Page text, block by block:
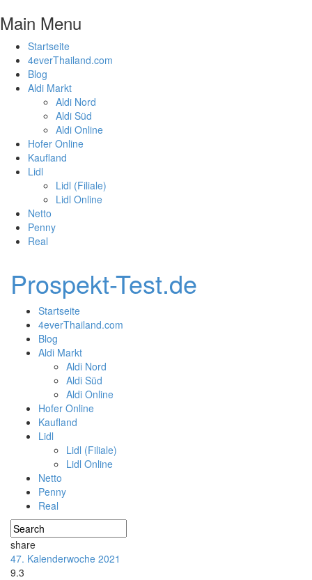
Main Menu
Startseite
4everThailand.com
Blog
Aldi Markt
Aldi Nord
Aldi Süd
Aldi Online
Hofer Online
Kaufland
Lidl
Lidl (Filiale)
Lidl Online
Netto
Penny
Real
Prospekt-Test.de
Startseite
4everThailand.com
Blog
Aldi Markt
Aldi Nord
Aldi Süd
Aldi Online
Hofer Online
Kaufland
Lidl
Lidl (Filiale)
Lidl Online
Netto
Penny
Real
share
47. Kalenderwoche 2021
9.3